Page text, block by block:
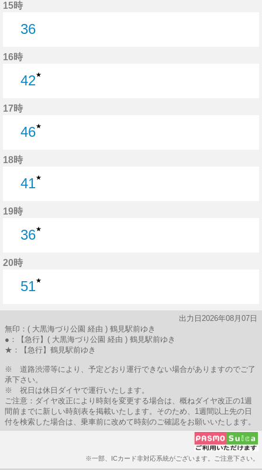
15時
36
16時
42★
17時
46★
18時
41★
19時
36★
20時
51★
出力日2026年08月07日
無印：( 大黒海づり公園 経由 ) 鶴見駅前ゆき
●：【急行】( 大黒海づり公園 経由 ) 鶴見駅前ゆき
★：【急行】鶴見駅前ゆき
※ 道路渋滞等により、予定どおり運行できない場合がありますのでご了
承下さい。
※ 祝日は休日ダイヤで運行いたします。
ご注意：ダイヤ改正により時刻を変更する場合は、概ねダイヤ改正の1週
間前までに新しい時刻表を掲載いたします。そのため、1週間以上先の日
付を検索した場合は、乗車前に改めて時刻のご確認をお願いいたします。
※一部、ICカード非対応系統がございます。ご注意下さい。